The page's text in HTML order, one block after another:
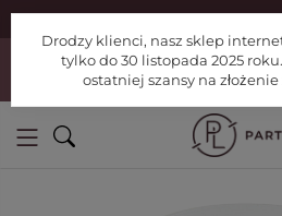
|
Drodzy klienci, nasz sklep
listopada 2025 roku. Nie przegapcie
Drodzy klienci, nasz sklep
tylko do 30 listopada 2025
ostatniej szansy na